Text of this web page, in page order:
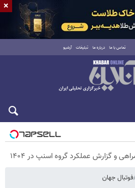
تماس با ما درباره ما تبلیغات آرشیو
و گزارش عملکرد گروه اسنپ در ۱۴۰۴
فوتبال جهان
×